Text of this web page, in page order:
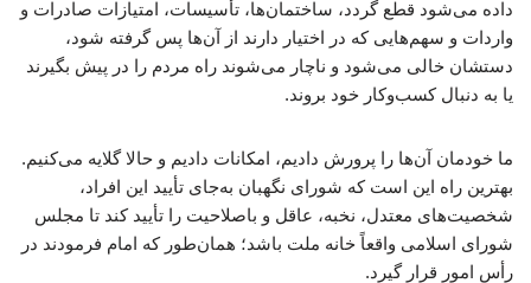
داده می‌شود قطع گردد، ساختمان‌ها، تأسیسات، امتیازات صادرات و
واردات و سهم‌هایی که در اختیار دارند از آن‌ها پس گرفته شود،
دستشان خالی می‌شود و ناچار می‌شوند راه مردم را در پیش بگیرند
یا به دنبال کسب‌وکار خود بروند.
ما خودمان آن‌ها را پرورش دادیم، امکانات دادیم و حالا گلایه می‌کنیم.
بهترین راه این است که شورای نگهبان به‌جای تأیید این افراد،
شخصیت‌های معتدل، نخبه، عاقل و باصلاحیت را تأیید کند تا مجلس
شورای اسلامی واقعاً خانه ملت باشد؛ همان‌طور که امام فرمودند در
رأس امور قرار گیرد.